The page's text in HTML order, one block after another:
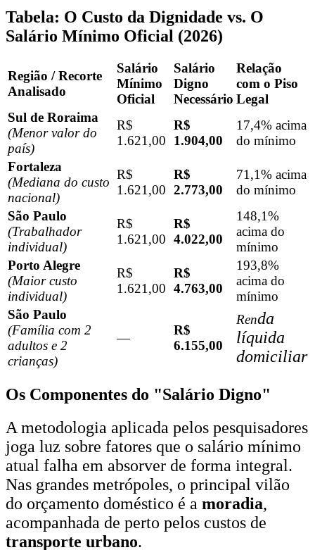
Tabela: O Custo da Dignidade vs. O
Salário Mínimo Oficial (2026)
Região / Recorte
Analisado
Salário
Mínimo
Oficial
Salário
Digno
Necessário
Relação
com o Piso
Legal
Sul de Roraima
(Menor valor do
país)
R$
1.621,00
R$
1.904,00
17,4% acima
do mínimo
Fortaleza
(Mediana do custo
nacional)
R$
1.621,00
R$
2.773,00
71,1% acima
do mínimo
São Paulo
(Trabalhador
individual)
R$
1.621,00
R$
4.022,00
148,1%
acima do
mínimo
Porto Alegre
(Maior custo
individual)
R$
1.621,00
R$
4.763,00
193,8%
acima do
mínimo
São Paulo
(Família com 2
adultos e 2
crianças)
—
R$
6.155,00
Renda
líquida
domiciliar
Os Componentes do "Salário Digno"
A metodologia aplicada pelos pesquisadores
joga luz sobre fatores que o salário mínimo
atual falha em absorver de forma integral.
Nas grandes metrópoles, o principal vilão
do orçamento doméstico é a moradia,
acompanhada de perto pelos custos de
transporte urbano.